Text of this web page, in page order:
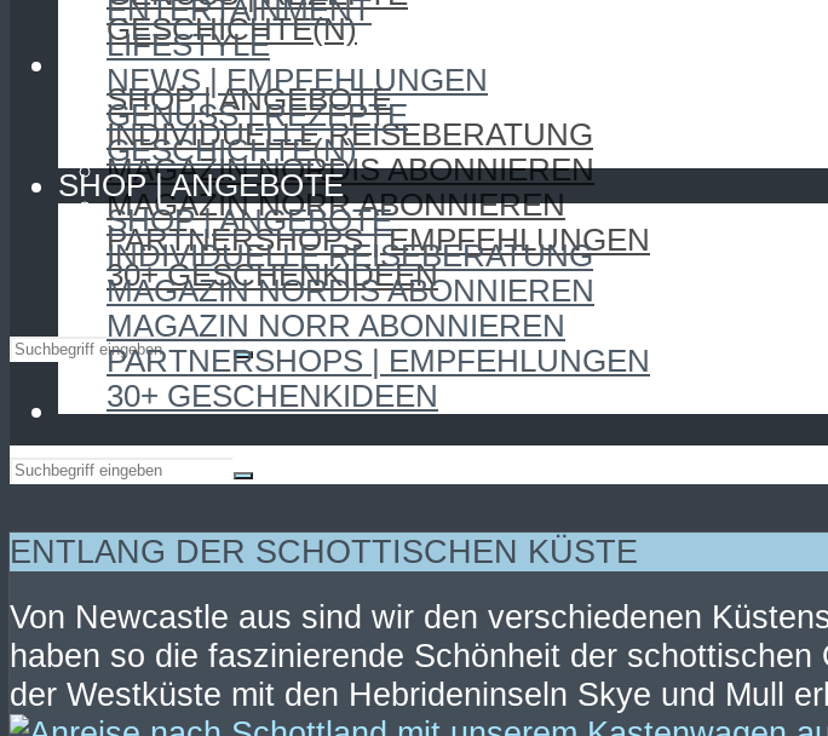
GESCHICHTE(N)
SHOP | ANGEBOTE
SHOP | ANGEBOTE
INDIVIDUELLE REISEBERATUNG
MAGAZIN NORDIS ABONNIEREN
MAGAZIN NORR ABONNIEREN
PARTNERSHOPS | EMPFEHLUNGEN
30+ GESCHENKIDEEN
ENTERTAINMENT
LIFESTYLE
NEWS | EMPFEHLUNGEN
GENUSS | REZEPTE
GESCHICHTE(N)
SHOP | ANGEBOTE
SHOP | ANGEBOTE
INDIVIDUELLE REISEBERATUNG
MAGAZIN NORDIS ABONNIEREN
MAGAZIN NORR ABONNIEREN
PARTNERSHOPS | EMPFEHLUNGEN
30+ GESCHENKIDEEN
ENTLANG DER SCHOTTISCHEN KÜSTE
Von Newcastle aus sind wir den verschiedenen
haben so die faszinierende Schönheit der
der Westküste mit den Hebrideninseln Skye und Mull